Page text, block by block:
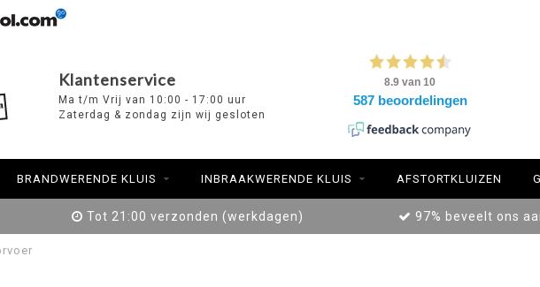
Klantenservice
Ma t/m Vrij van 10:00 - 17:00 uur
Zaterdag & zondag zijn wij gesloten
BRANDWERENDE KLUIS INBRAAKWERENDE KLUIS AFSTORTKLUIZEN
Tot 21:00 verzonden (werkdagen) 97% beveelt ons